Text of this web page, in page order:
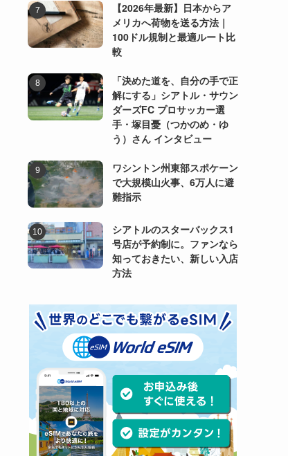
【2026年最新】日本からア
メリカへ荷物を送る方法｜
100ドル規制と最適ルート比
較
「決めた道を、自分の手で正
解にする」シアトル・サウン
ダーズFC プロサッカー選
手・塚目憂（つかのめ・ゆ
う）さん インタビュー
ワシントン州東部スポケーン
で大規模山火事、6万人に避
難指示
シアトルのスターバックス1
号店が予約制に。ファンなら
知っておきたい、新しい入店
方法